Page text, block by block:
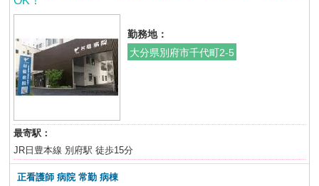
勤務地：
大分県別府市千代町2-5
最寄駅：
JR日豊本線 別府駅 徒歩15分
正看護師 病院 常勤 病棟